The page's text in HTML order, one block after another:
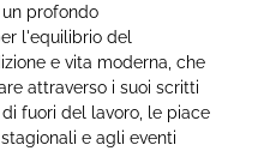
profondo
l'equilibrio del
e vita moderna, che
attraverso i suoi scritti
fuori del lavoro, le piace
e agli eventi